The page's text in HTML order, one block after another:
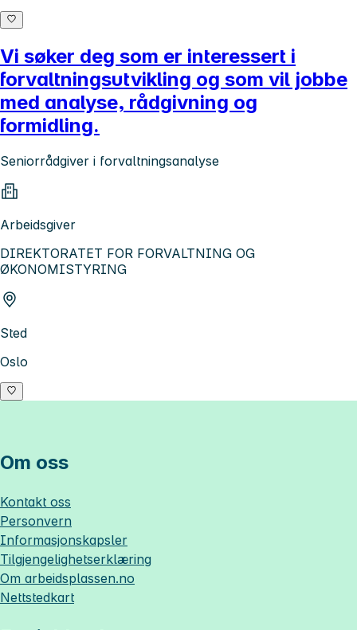
Vi søker deg som er interessert i
forvaltningsutvikling og som vil jobbe
med analyse, rådgivning og
formidling.
Seniorrådgiver i forvaltningsanalyse
Arbeidsgiver
DIREKTORATET FOR FORVALTNING OG
ØKONOMISTYRING
Sted
Oslo
Om oss
Kontakt oss
Personvern
Informasjonskapsler
Tilgjengelighetserklæring
Om arbeidsplassen.no
Nettstedkart